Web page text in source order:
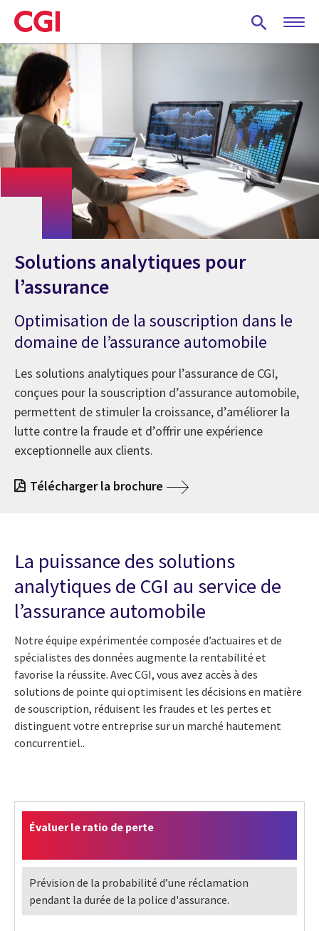
Skip
to
main
content
Solutions analytiques pour
l’assurance
Optimisation de la souscription dans le
domaine de l’assurance automobile
Les solutions analytiques pour l’assurance de CGI,
conçues pour la souscription d’assurance automobile,
permettent de stimuler la croissance, d’améliorer la
lutte contre la fraude et d’offrir une expérience
exceptionnelle aux clients.
Télécharger la brochure
La puissance des solutions
analytiques de CGI au service de
l’assurance automobile
Notre équipe expérimentée composée d’actuaires et de
spécialistes des données augmente la rentabilité et
favorise la réussite. Avec CGI, vous avez accès à des
solutions de pointe qui optimisent les décisions en matière
de souscription, réduisent les fraudes et les pertes et
distinguent votre entreprise sur un marché hautement
concurrentiel..
Évaluer le ratio de perte
Prévision de la probabilité d’une réclamation
pendant la durée de la police d'assurance.